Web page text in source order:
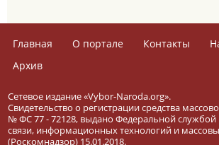
Главная О портале Контакты
Архив
Сетевое издание «Vybor-Naroda.org».
Свидетельство о регистрации средства
№ ФС 77 - 72128, выдано Федеральной службой
связи, информационных технологий и
(Роскомнадзор) 15.01.2018.